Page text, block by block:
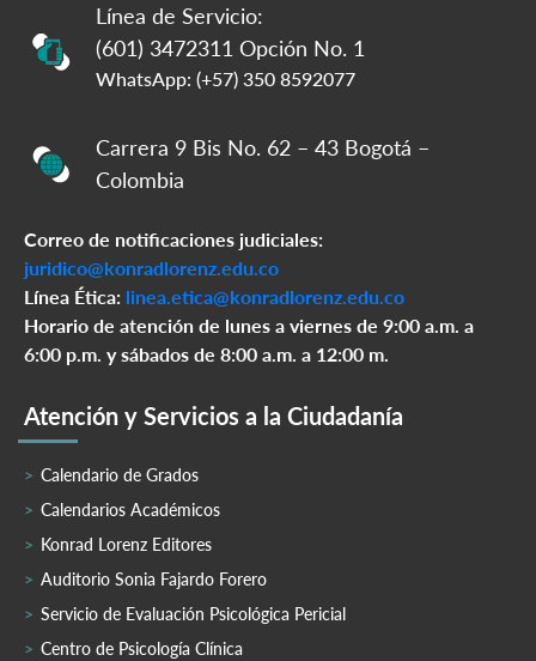
Línea de Servicio:
(601) 3472311 Opción No. 1
WhatsApp: (+57) 350 8592077
Carrera 9 Bis No. 62 – 43 Bogotá –
Colombia
Correo de notificaciones judiciales:
juridico@konradlorenz.edu.co
Línea Ética: linea.etica@konradlorenz.edu.co
Horario de atención de lunes a viernes de 9:00 a.m. a
6:00 p.m. y sábados de 8:00 a.m. a 12:00 m.
Atención y Servicios a la Ciudadanía
Calendario de Grados
Calendarios Académicos
Konrad Lorenz Editores
Auditorio Sonia Fajardo Forero
Servicio de Evaluación Psicológica Pericial
Centro de Psicología Clínica